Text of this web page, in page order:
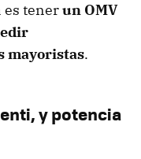
es tenerun OMV
mayoristas.
y potencia